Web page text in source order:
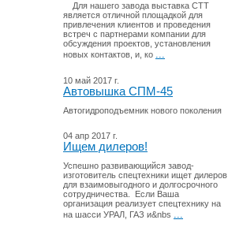
Для нашего завода выставка СТТ
является отличной площадкой для
привлечения клиентов и проведения
встреч с партнерами компании для
обсуждения проектов, установления
новых контактов, и, ко ...
10 май 2017 г.
Автовышка СПМ-45
Автогидроподъемник нового поколения
04 апр 2017 г.
Ищем дилеров!
Успешно развивающийся завод-
изготовитель спецтехники ищет дилеров
для взаимовыгодного и долгосрочного
сотрудничества. Если Ваша
организация реализует спецтехнику на
на шасси УРАЛ, ГАЗ и&nbs ...